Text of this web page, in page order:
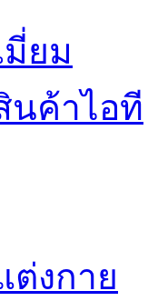
ยม
นค้าไอที
ต่งกาย